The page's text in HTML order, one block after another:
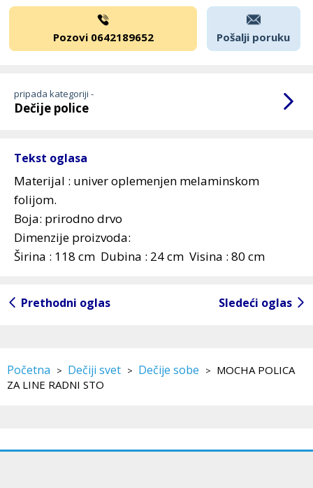
Pozovi 0642189652 Pošalji poruku
pripada kategoriji -
Dečije police
Tekst oglasa
Materijal : univer oplemenjen melaminskom
folijom.
Boja: prirodno drvo
Dimenzije proizvoda:
Širina : 118 cm Dubina : 24 cm Visina : 80 cm
Prethodni oglas Sledeći oglas
Početna > Dečiji svet > Dečije sobe > MOCHA POLICA
ZA LINE RADNI STO